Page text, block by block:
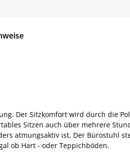
Der Sitzkomfort wird durch die
Sitzen auch über mehrere
atmungsaktiv ist. Der Bürostuhl
ob Hart - oder Teppichböden.